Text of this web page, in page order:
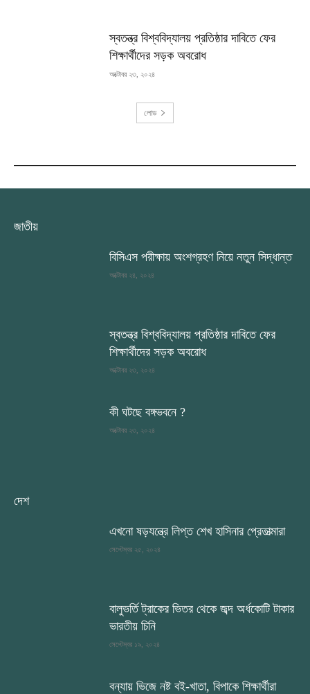
স্বতন্ত্র বিশ্ববিদ্যালয় প্রতিষ্ঠার দাবিতে ফের
শিক্ষার্থীদের সড়ক অবরোধ
অক্টোবর ২৩, ২০২৪
লোড
জাতীয়
বিসিএস পরীক্ষায় অংশগ্রহণ নিয়ে নতুন সিদ্ধান্ত
অক্টোবর ২৪, ২০২৪
স্বতন্ত্র বিশ্ববিদ্যালয় প্রতিষ্ঠার দাবিতে ফের
শিক্ষার্থীদের সড়ক অবরোধ
অক্টোবর ২৩, ২০২৪
কী ঘটছে বঙ্গভবনে ?
অক্টোবর ২৩, ২০২৪
দেশ
এখনো ষড়যন্ত্রে লিপ্ত শেখ হাসিনার প্রেতাত্মারা
সেপ্টেম্বর ২৫, ২০২৪
বালুভর্তি ট্রাকের ভিতর থেকে জব্দ অর্ধকোটি টাকার
ভারতীয় চিনি
সেপ্টেম্বর ১৯, ২০২৪
বন্যায় ভিজে নষ্ট বই-খাতা, বিপাকে শিক্ষার্থীরা